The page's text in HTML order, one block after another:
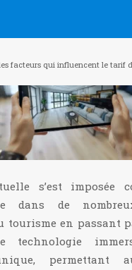
facteurs qui influencent le tarif
s’est imposée
dans de
tourisme en passant
technologie
permettant